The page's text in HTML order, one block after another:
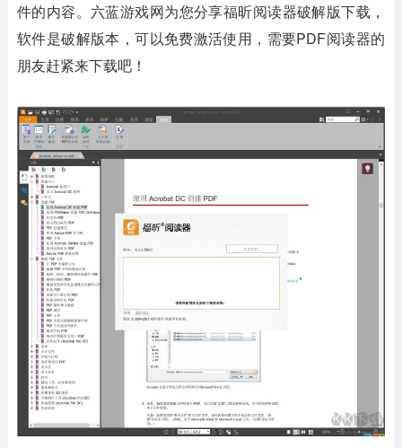
件的内容。六蓝游戏网为您分享福昕阅读器破解版下载，
软件是破解版本，可以免费激活使用，需要PDF阅读器的
朋友赶紧来下载吧！